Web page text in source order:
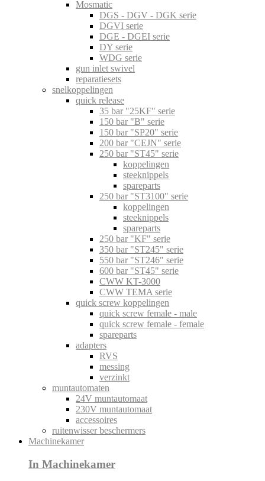
Mosmatic
DGS - DGV - DGK serie
DGVI serie
DGE - DGEI serie
DY serie
WDG serie
gun inlet swivel
reparatiesets
snelkoppelingen
quick release
35 bar "25KF" serie
150 bar "B" serie
150 bar "SP20" serie
200 bar "CEJN" serie
250 bar "ST45" serie
koppelingen
steeknippels
spareparts
250 bar "ST3100" serie
koppelingen
steeknippels
spareparts
250 bar "KF" serie
350 bar "ST245" serie
550 bar "ST246" serie
600 bar "ST45" serie
CWW KT-3000
CWW TEMA serie
quick screw koppelingen
quick screw female - male
quick screw female - female
spareparts
adapters
RVS
messing
verzinkt
muntautomaten
24V muntautomaat
230V muntautomaat
accessoires
ruitenwisser beschermers
Machinekamer
In Machinekamer